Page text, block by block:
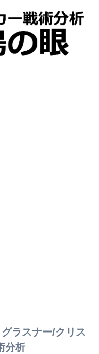
ラスナー/クリス
分析